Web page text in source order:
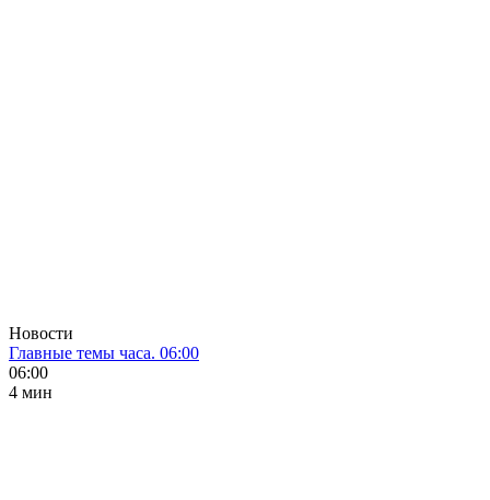
Новости
Главные темы часа. 06:00
06:00
4 мин